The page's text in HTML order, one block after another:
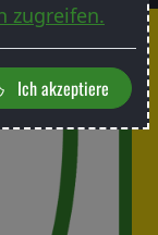
zugreifen.
Ich akzeptiere